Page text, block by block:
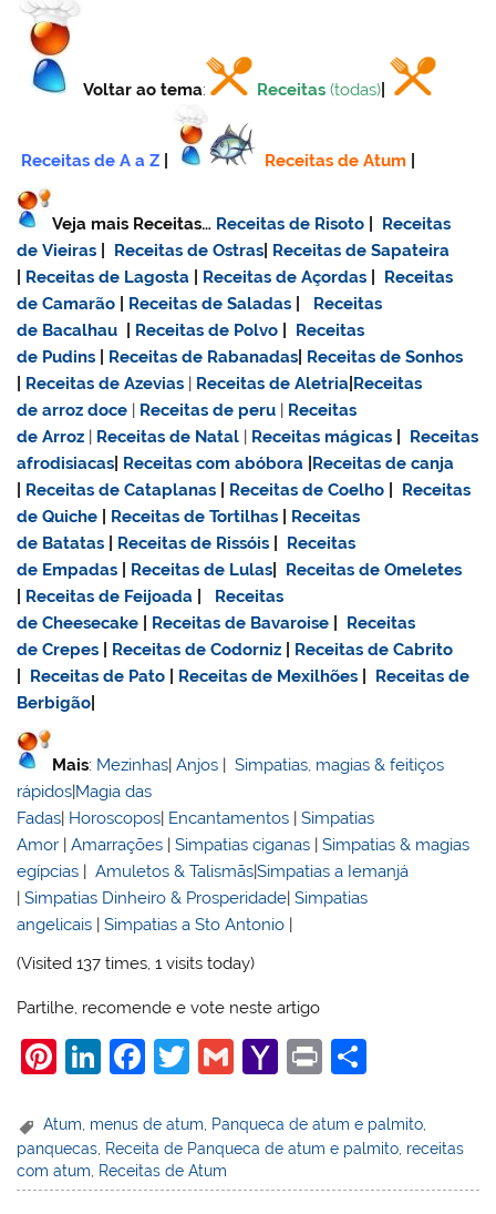
Voltar ao tema: Receitas (todas)
Receitas de A a Z Receitas de Atum
Veja mais Receitas… Receitas de Risoto
Receitas
de Vieiras
Receitas de Ostras Receitas de Sapateira
Receitas de Lagosta Receitas de Açordas
Receitas
de Camarão
Receitas de Saladas
Receitas
de Bacalhau
Receitas de Polvo
Receitas
de Pudins
Receitas de Rabanadas Receitas de Sonhos
Receitas de Azevias | Receitas de Aletria Receitas
dearroz doce | Receitas de peru | Receitas
de Arroz | Receitas de Natal | Receitas mágicas
Receitas
afrodisiacas Receitas com abóbora Receitas de canja
Receitas de Cataplanas Receitas de Coelho
Receitas
de Quiche
Receitas de Tortilhas
Receitas
de Batatas
Receitas de Rissóis
Receitas
de Empadas
Receitas de Lulas
Receitas de Omeletes
Receitas de Feijoada
Receitas
de Cheesecake
Receitas de Bavaroise
Receitas
de Crepes
Receitas de Codorniz
Receitas de Cabrito
Receitas de Pato Receitas de Mexilhões
Receitas de
Berbigão
Mais: Mezinhas|Anjos |Simpatias, magias & feitiços
rápidos|Magia das
Fadas| Horoscopos| Encantamentos |Simpatias
Amor |Amarrações |Simpatias ciganas |Simpatias & magias
egípcias |Amuletos & Talismãs|Simpatias a Iemanjá
|Simpatias Dinheiro & Prosperidade|Simpatias
angelicais |Simpatias a Sto Antonio |
(Visited 137 times, 1 visits today)
Partilhe, recomende e vote neste artigo
Pi
er
e
st
Li
k
e
dI
F
c
e
b
T
itt
er
G
ai
l
Y
h
o
o
Pr
t
ar
e
Atum menus de atum Panqueca de atum e palmito
panquecas Receita de Panqueca de atum e palmito receitas
com atum Receitas de Atum